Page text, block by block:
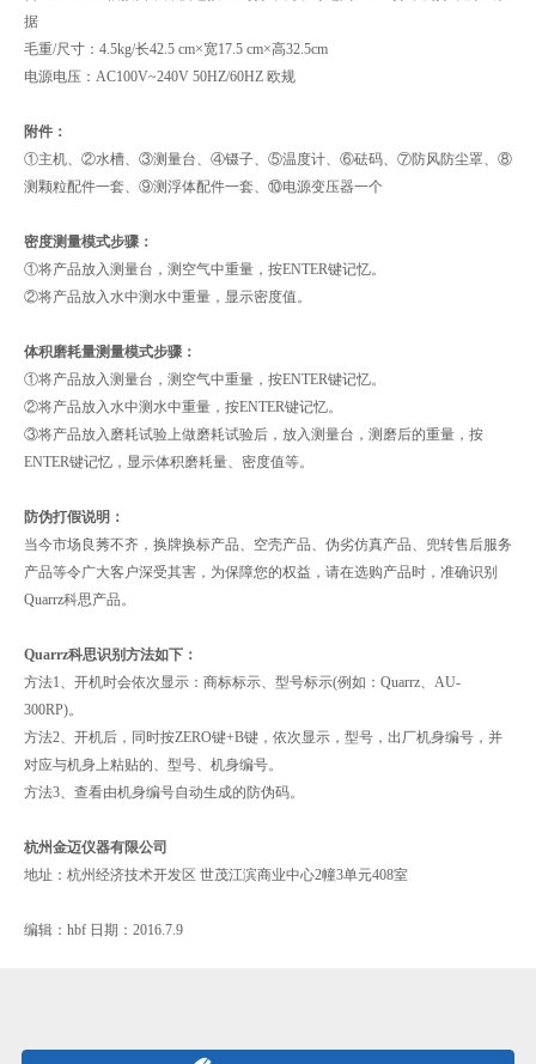
据
毛重/尺寸：4.5kg/长42.5 cm×宽17.5 cm×高32.5cm
电源电压：AC100V~240V 50HZ/60HZ 欧规
附件：
①主机、②水槽、③测量台、④镊子、⑤温度计、⑥砝码、⑦防风防尘罩、⑧
测颗粒配件一套、⑨测浮体配件一套、⑩电源变压器一个
密度测量模式步骤：
①将产品放入测量台，测空气中重量，按ENTER键记忆。
②将产品放入水中测水中重量，显示密度值。
体积磨耗量测量模式步骤：
①将产品放入测量台，测空气中重量，按ENTER键记忆。
②将产品放入水中测水中重量，按ENTER键记忆。
③将产品放入磨耗试验上做磨耗试验后，放入测量台，测磨后的重量，按
ENTER键记忆，显示体积磨耗量、密度值等。
防伪打假说明：
当今市场良莠不齐，换牌换标产品、空壳产品、伪劣仿真产品、兜转售后服务
产品等令广大客户深受其害，为保障您的权益，请在选购产品时，准确识别
Quarrz科思产品。
Quarrz科思识别方法如下：
方法1、开机时会依次显示：商标标示、型号标示(例如：Quarrz、AU-
300RP)。
方法2、开机后，同时按ZERO键+B键，依次显示，型号，出厂机身编号，并
对应与机身上粘贴的、型号、机身编号。
方法3、查看由机身编号自动生成的防伪码。
杭州金迈仪器有限公司
地址：杭州经济技术开发区 世茂江滨商业中心2幢3单元408室
编辑：hbf 日期：2016.7.9